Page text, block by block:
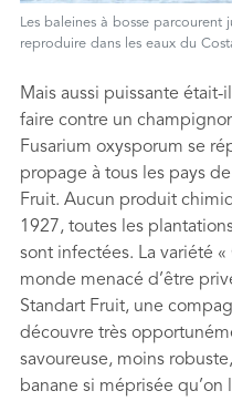
Les baleines à bosse parcourent
reproduire dans les eaux du
Mais aussi puissante
faire contre un
Fusarium oxysporum se
propage à tous les pays
Fruit. Aucun produit
1927, toutes les
sont infectées. La variété
monde menacé d’être
Standart Fruit, une
découvre très
savoureuse, moins
banane si méprisée qu’on